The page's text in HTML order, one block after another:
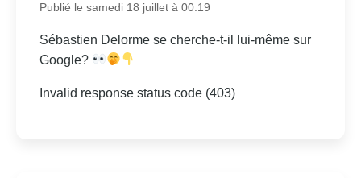
Publié le samedi 18 juillet à 00:19
Sébastien Delorme se cherche-t-il lui-même sur
Google?
Invalid response status code (403)